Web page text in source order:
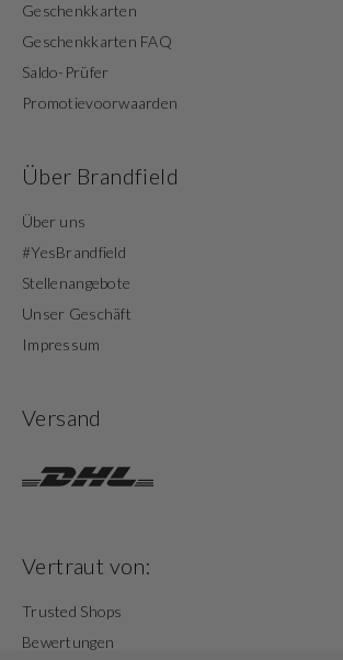
Geschenkkarten
Geschenkkarten FAQ
Saldo-Prüfer
Promotievoorwaarden
Über Brandfield
Über uns
#YesBrandfield
Stellenangebote
Unser Geschäft
Impressum
Versand
Vertraut von:
Trusted Shops
Bewertungen